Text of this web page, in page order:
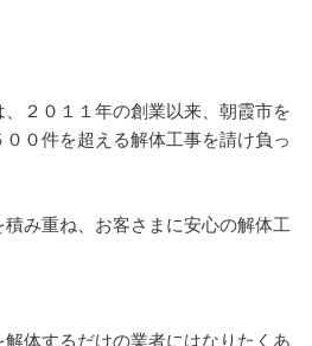
２０１１年の創業以来、朝霞市を
０件を超える解体工事を請け負っ
み重ね、お客さまに安心の解体工
体するだけの業者にはなりたくあ